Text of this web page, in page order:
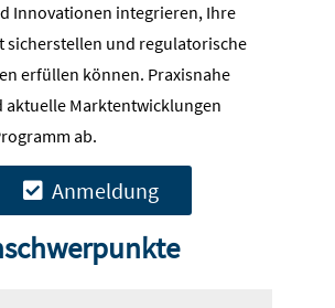
Innovationen integrieren, Ihre
sicherstellen und regulatorische
erfüllen können. Praxisnahe
aktuelle Marktentwicklungen
ab.
Anmeldung